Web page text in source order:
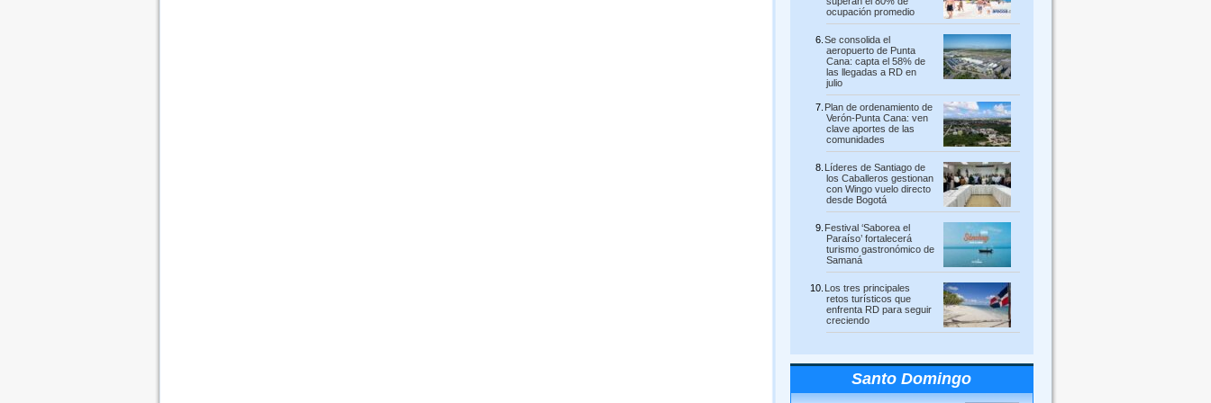
ocupación promedio
Se consolida el
aeropuerto de Punta
Cana: capta el 58% de
las llegadas a RD en
julio
Plan de ordenamiento de
Verón-Punta Cana: ven
clave aportes de las
comunidades
Líderes de Santiago de
los Caballeros gestionan
con Wingo vuelo directo
desde Bogotá
Festival ‘Saborea el
Paraíso’ fortalecerá
turismo gastronómico de
Samaná
Los tres principales
retos turísticos que
enfrenta RD para seguir
creciendo
Santo Domingo